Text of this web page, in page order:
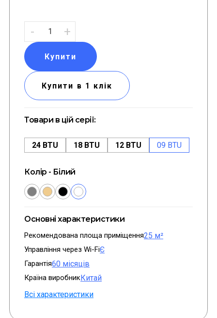
- +
Купити
Купити в 1 клік
Товари в цій серії:
24 BTU 18 BTU 12 BTU 09 BTU
Колір - Білий
Основні характеристики
Рекомендована площа приміщення25 м²
Управління через Wi-FiЄ
Гарантія60 місяців
Країна виробникКитай
Всі характеристики